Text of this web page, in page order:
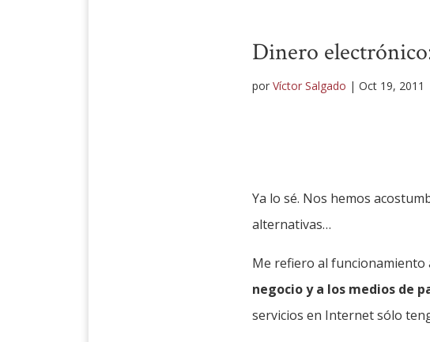
Dinero
porVíctor Salgado |Oct 19, 2011
Ya lo sé. Nos hemos
alternativas…
Me refiero al funcionamiento
negocio y a los medios de
servicios en Internet sólo